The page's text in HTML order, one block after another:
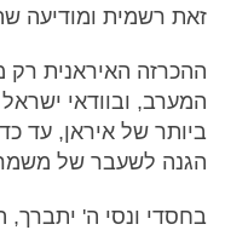
זאת רשמית ומודיעה
ההכרזה האיראנית רק
המערב, ובוודאי
ביותר של איראן, עד
הגנה לשעבר של
בחסדי ונסי ה'